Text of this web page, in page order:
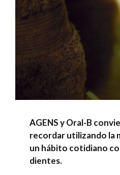
AGENS y Oral-B
recordar utilizando la
un hábito cotidiano
dientes.